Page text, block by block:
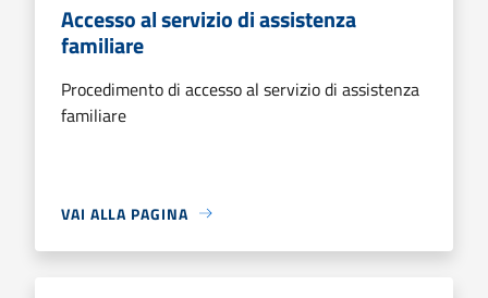
Accesso al servizio di assistenza
familiare
Procedimento di accesso al servizio di assistenza
familiare
VAI ALLA PAGINA